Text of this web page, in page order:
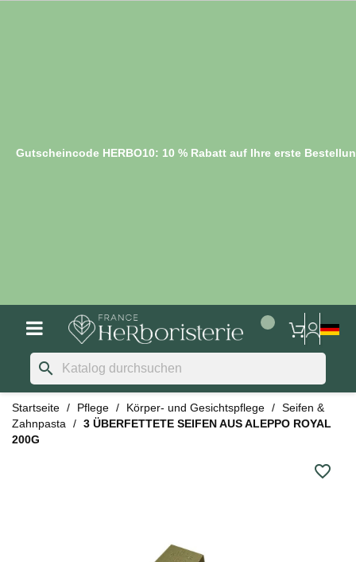
Gutscheincode HERBO10: 10 % Rabatt auf Ihre erste
search
Startseite Pflege Körper- und Gesichtspflege
Seifen &
Zahnpasta
3 ÜBERFETTETE SEIFEN AUS ALEPPO ROYAL
200G
favorite_border